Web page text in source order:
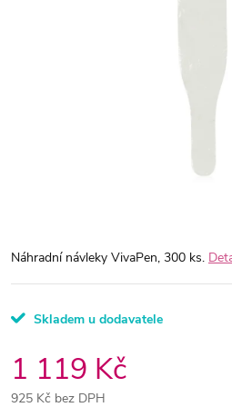
Náhradní návleky VivaPen, 300 ks.
Skladem u dodavatele
1 119 Kč
925 Kč bez DPH